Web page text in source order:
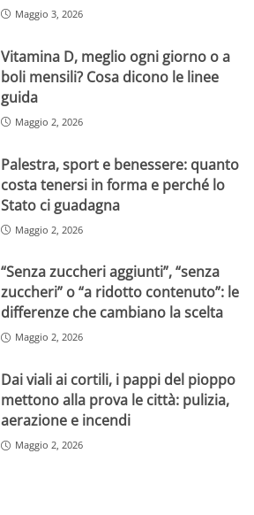
Maggio 3, 2026
Vitamina D, meglio ogni giorno o a
boli mensili? Cosa dicono le linee
guida
Maggio 2, 2026
Palestra, sport e benessere: quanto
costa tenersi in forma e perché lo
Stato ci guadagna
Maggio 2, 2026
“Senza zuccheri aggiunti”, “senza
zuccheri” o “a ridotto contenuto”: le
differenze che cambiano la scelta
Maggio 2, 2026
Dai viali ai cortili, i pappi del pioppo
mettono alla prova le città: pulizia,
aerazione e incendi
Maggio 2, 2026